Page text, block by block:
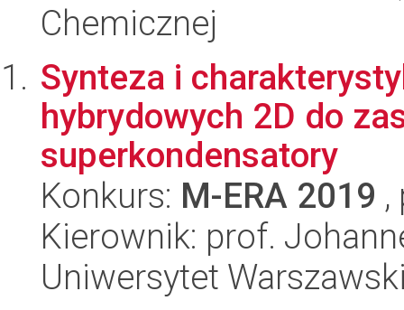
Chemicznej
Synteza i
hybrydowych 2D do
superkondensatory
Konkurs: M-ERA 2019 ,
Kierownik: prof.
Uniwersytet